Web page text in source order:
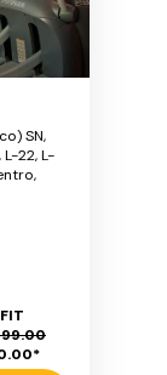
SN,
L-22, L-
FIT
*